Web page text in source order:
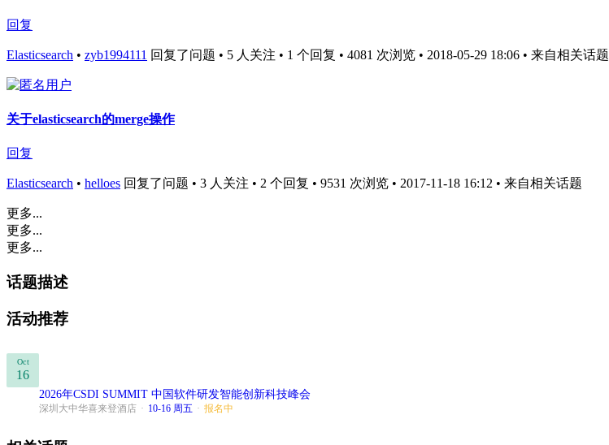
回复
Elasticsearch • zyb1994111 回复了问题 • 5 人关注 • 1 个回复 • 4081 次浏览 • 2018-05-29 18:06 • 来自相关话题
关于elasticsearch的merge操作
回复
Elasticsearch • helloes 回复了问题 • 3 人关注 • 2 个回复 • 9531 次浏览 • 2017-11-18 16:12 • 来自相关话题
更多...
更多...
更多...
话题描述
活动推荐
Oct
16
2026年CSDI SUMMIT 中国软件研发智能创新科技峰会
深圳大中华喜来登酒店 · 10-16 周五 · 报名中